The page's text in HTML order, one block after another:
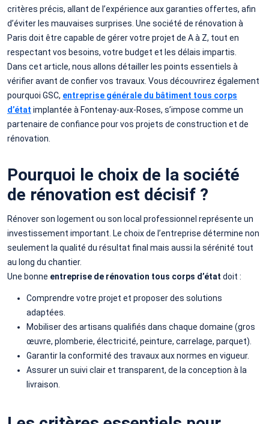
critères précis, allant de l’expérience aux garanties offertes, afin
d’éviter les mauvaises surprises. Une société de rénovation à
Paris doit être capable de gérer votre projet de A à Z, tout en
respectant vos besoins, votre budget et les délais impartis.
Dans cet article, nous allons détailler les points essentiels à
vérifier avant de confier vos travaux. Vous découvrirez également
pourquoi GSC, entreprise générale du bâtiment tous corps
d’état implantée à Fontenay-aux-Roses, s’impose comme un
partenaire de confiance pour vos projets de construction et de
rénovation.
Pourquoi le choix de la société
de rénovation est décisif ?
Rénover son logement ou son local professionnel représente un
investissement important. Le choix de l’entreprise détermine non
seulement la qualité du résultat final mais aussi la sérénité tout
au long du chantier.
Une bonne entreprise de rénovation tous corps d’état doit :
Comprendre votre projet et proposer des solutions
adaptées.
Mobiliser des artisans qualifiés dans chaque domaine (gros
œuvre, plomberie, électricité, peinture, carrelage, parquet).
Garantir la conformité des travaux aux normes en vigueur.
Assurer un suivi clair et transparent, de la conception à la
livraison.